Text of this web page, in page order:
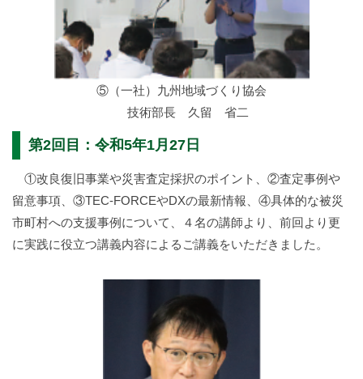
⑤（一社）九州地域づくり協会
技術部長 久留 省二
第2回目：令和5年1月27日
①改良復旧事業や災害査定採択のポイント、②査定事例や
留意事項、③TEC-FORCEやDXの最新情報、④具体的な被災
市町村への支援事例について、４名の講師より、前回より更
に実践に役立つ講義内容によるご講義をいただきました。